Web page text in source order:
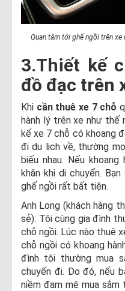
Quan tâm tới ghế ngồi trên
3.Thiết kế
đồ đạc trên
Khi cần thuê xe 7 chỗ
hành lý trên xe như thế
kế xe 7 chỗ có khoang
đi du lịch về, thường
biếu nhau. Nếu
khăn khi di chuyển.
ghế ngồi rất bất tiện.
Anh Long (khách hàng
sẻ): Tôi cùng gia đình
chỗ ngồi. Lúc nào thuê
chỗ ngồi có khoang
đình tôi thường mua
chuyến đi. Do đó, nếu
niềm đam mê mua sắm